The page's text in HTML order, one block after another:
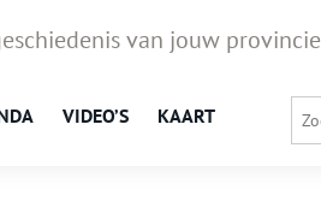
van jouw provincie
VIDEO’S KAART